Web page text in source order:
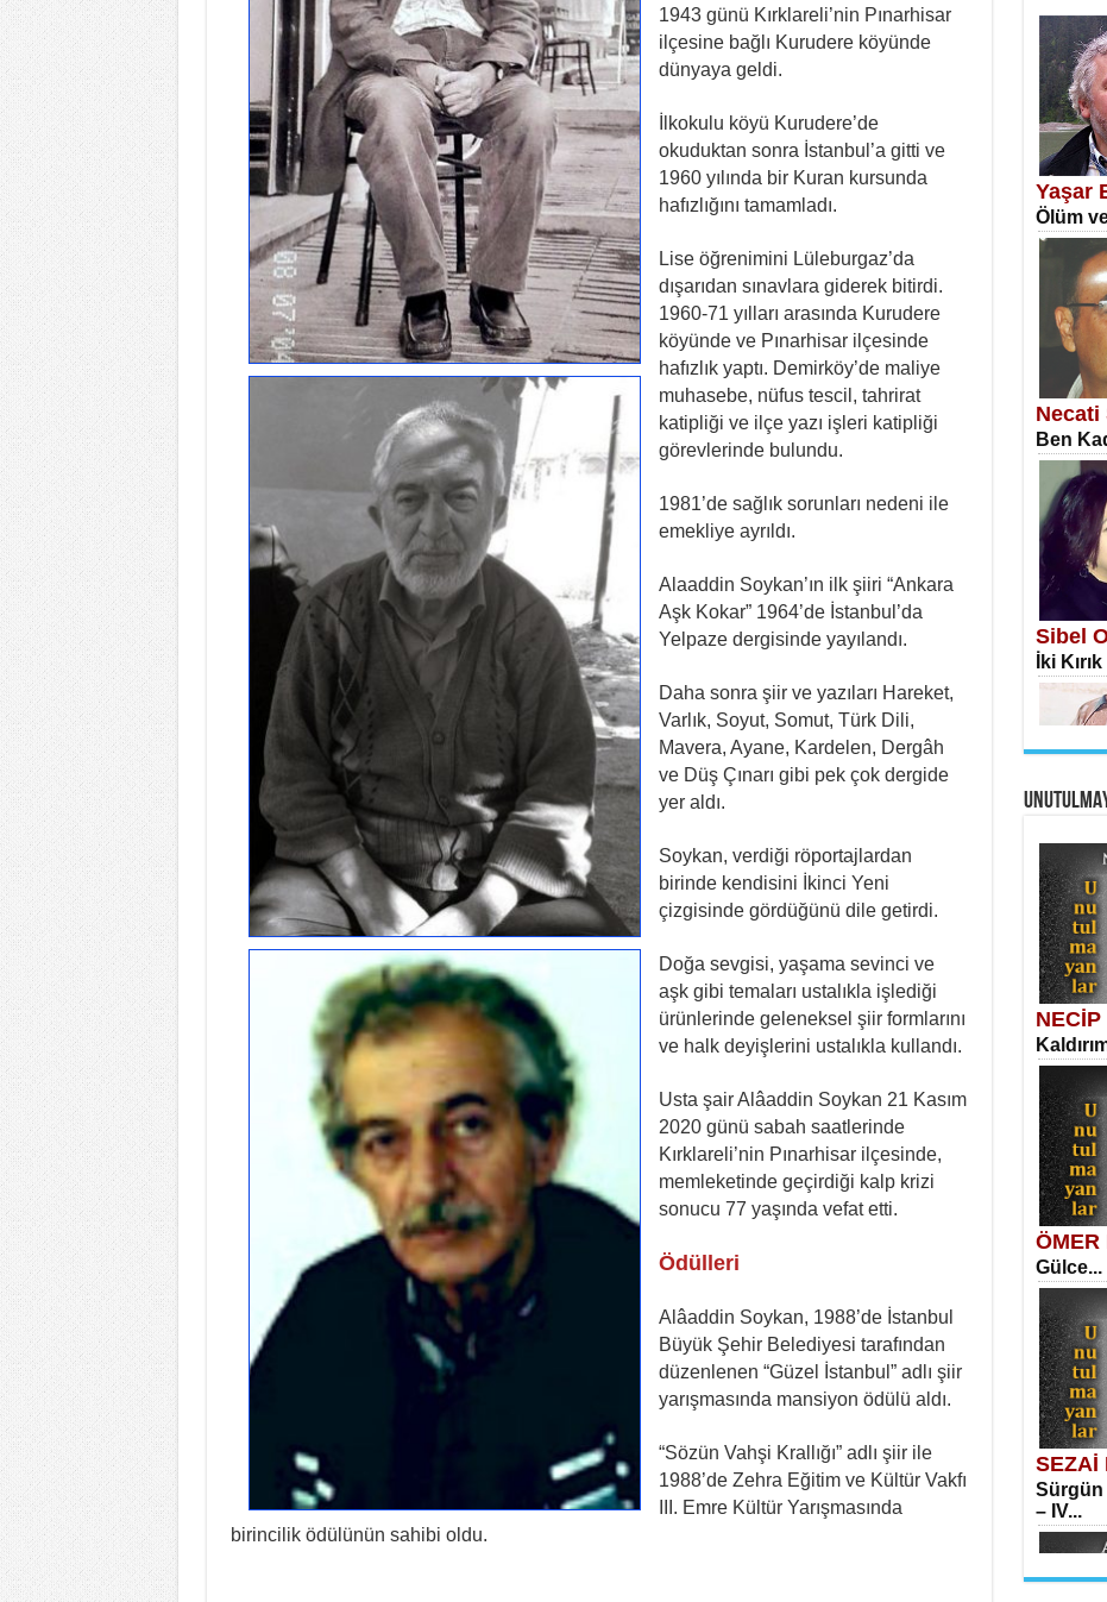
1943 günü Kırklareli’nin Pınarhisar
ilçesine bağlı Kurudere köyünde
dünyaya geldi.
İlkokulu köyü Kurudere’de
okuduktan sonra İstanbul’a gitti ve
1960 yılında bir Kuran kursunda
hafızlığını tamamladı.
Lise öğrenimini Lüleburgaz’da
dışarıdan sınavlara giderek bitirdi.
1960-71 yılları arasında Kurudere
köyünde ve Pınarhisar ilçesinde
hafızlık yaptı. Demirköy’de maliye
muhasebe, nüfus tescil, tahrirat
katipliği ve ilçe yazı işleri katipliği
görevlerinde bulundu.
1981’de sağlık sorunları nedeni ile
emekliye ayrıldı.
Alaaddin Soykan’ın ilk şiiri “Ankara
Aşk Kokar” 1964’de İstanbul’da
Yelpaze dergisinde yayılandı.
Daha sonra şiir ve yazıları Hareket,
Varlık, Soyut, Somut, Türk Dili,
Mavera, Ayane, Kardelen, Dergâh
ve Düş Çınarı gibi pek çok dergide
yer aldı.
Soykan, verdiği röportajlardan
birinde kendisini İkinci Yeni
çizgisinde gördüğünü dile getirdi.
Doğa sevgisi, yaşama sevinci ve
aşk gibi temaları ustalıkla işlediği
ürünlerinde geleneksel şiir formlarını
ve halk deyişlerini ustalıkla kullandı.
Usta şair Alâaddin Soykan 21 Kasım
2020 günü sabah saatlerinde
Kırklareli’nin Pınarhisar ilçesinde,
memleketinde geçirdiği kalp krizi
sonucu 77 yaşında vefat etti.
Ödülleri
Alâaddin Soykan, 1988’de İstanbul
Büyük Şehir Belediyesi tarafından
düzenlenen “Güzel İstanbul” adlı şiir
yarışmasında mansiyon ödülü aldı.
“Sözün Vahşi Krallığı” adlı şiir ile
1988’de Zehra Eğitim ve Kültür Vakfı
III. Emre Kültür Yarışmasında
birincilik ödülünün sahibi oldu.
İSA
Ömer
Tahlil
Yaşar
Ölüm
Necati
Ben
Sibel
İki
Meral
Eski Bir
Kadir
Elmira...
Suavi
ÖMER
Gülce...
SEZAİ
Sürgün
– IV...